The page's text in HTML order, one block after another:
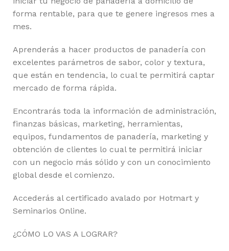
forma rentable, para que te genere ingresos mes a
mes.
Aprenderás a hacer productos de panadería con
excelentes parámetros de sabor, color y textura,
que están en tendencia, lo cual te permitirá captar
mercado de forma rápida.
Encontrarás toda la información de administración,
finanzas básicas, marketing, herramientas,
equipos, fundamentos de panadería, marketing y
obtención de clientes lo cual te permitirá iniciar
con un negocio más sólido y con un conocimiento
global desde el comienzo.
Accederás al certificado avalado por Hotmart y
Seminarios Online.
¿CÓMO LO VAS A LOGRAR?